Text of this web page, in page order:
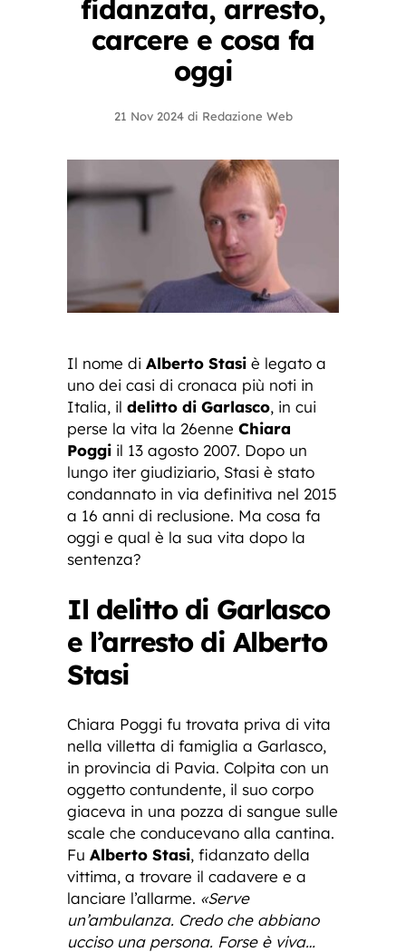
fidanzata, arresto,
carcere e cosa fa
oggi
21 Nov 2024 di Redazione Web
Il nome di Alberto Stasi è legato a
uno dei casi di cronaca più noti in
Italia, il delitto di Garlasco, in cui
perse la vita la 26enne Chiara
Poggi il 13 agosto 2007. Dopo un
lungo iter giudiziario, Stasi è stato
condannato in via definitiva nel 2015
a 16 anni di reclusione. Ma cosa fa
oggi e qual è la sua vita dopo la
sentenza?
Il delitto di Garlasco
e l’arresto di Alberto
Stasi
Chiara Poggi fu trovata priva di vita
nella villetta di famiglia a Garlasco,
in provincia di Pavia. Colpita con un
oggetto contundente, il suo corpo
giaceva in una pozza di sangue sulle
scale che conducevano alla cantina.
Fu Alberto Stasi, fidanzato della
vittima, a trovare il cadavere e a
lanciare l’allarme. «Serve
un’ambulanza. Credo che abbiano
ucciso una persona. Forse è viva…